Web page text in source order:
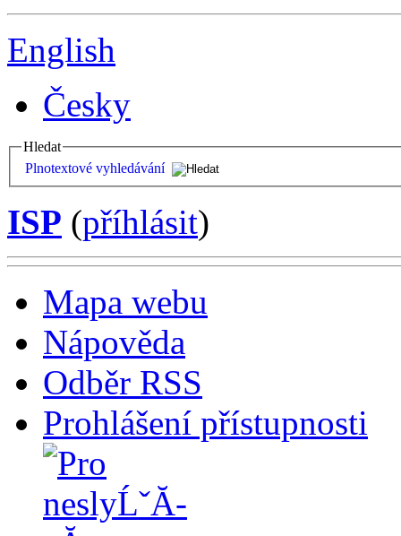
English
Česky
Hledat
Plnotextové vyhledávání
ISP (příhlásit)
Mapa webu
Nápověda
Odběr RSS
Prohlášení přístupnosti